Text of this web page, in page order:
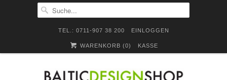
TEL.: 0711-907 38 200 EINLOGGEN
WARENKORB (0) KASSE